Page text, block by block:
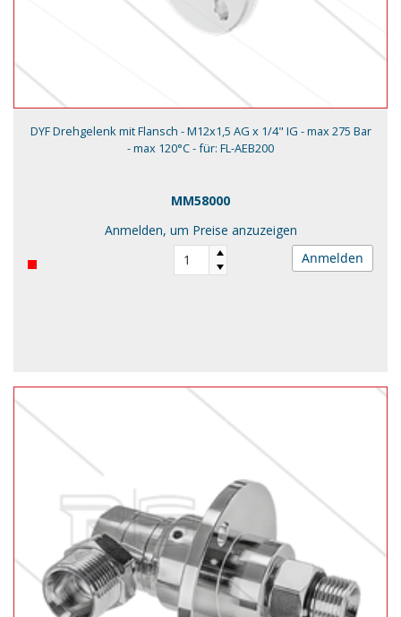
DYF Drehgelenk mit Flansch - M12x1,5 AG x 1/4" IG - max 275 Bar
- max 120°C - für: FL-AEB200
MM58000
Anmelden, um Preise anzuzeigen
Anmelden